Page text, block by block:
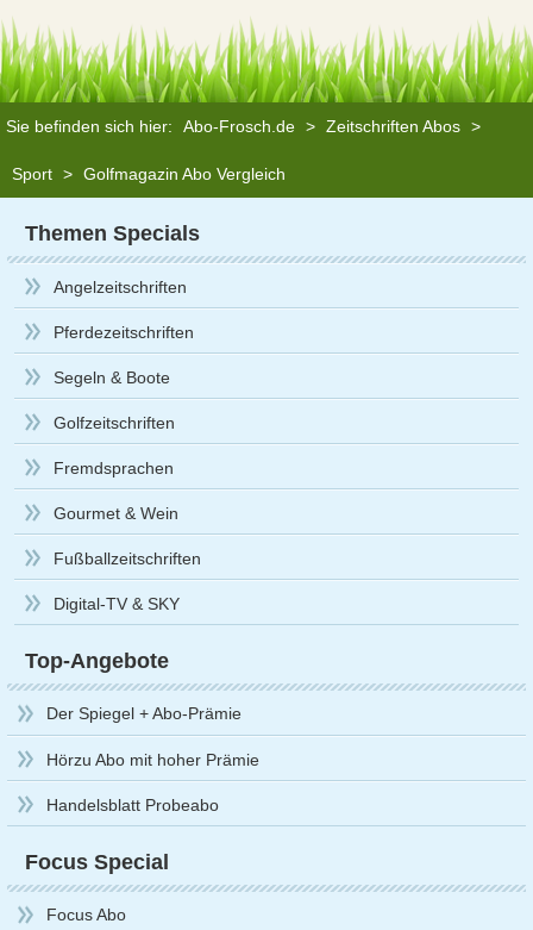
Sie befinden sich hier: Abo-Frosch.de > Zeitschriften Abos >
Sport > Golfmagazin Abo Vergleich
Themen Specials
Angelzeitschriften
Pferdezeitschriften
Segeln & Boote
Golfzeitschriften
Fremdsprachen
Gourmet & Wein
Fußballzeitschriften
Digital-TV & SKY
Top-Angebote
Der Spiegel + Abo-Prämie
Hörzu Abo mit hoher Prämie
Handelsblatt Probeabo
Focus Special
Focus Abo